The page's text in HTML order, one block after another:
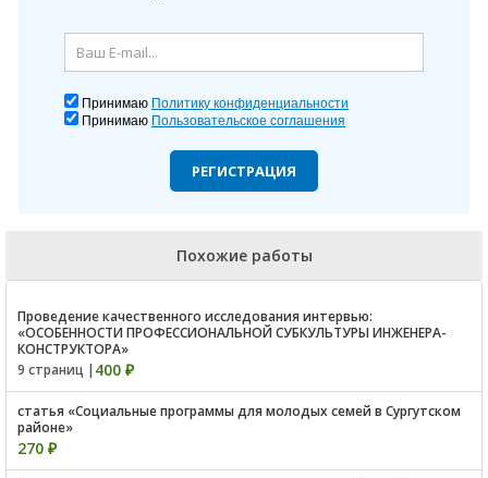
Принимаю Политику конфиденциальности
Принимаю Пользовательское соглашения
РЕГИСТРАЦИЯ
Похожие работы
Проведение качественного исследования интервью:
«ОСОБЕННОСТИ ПРОФЕССИОНАЛЬНОЙ СУБКУЛЬТУРЫ ИНЖЕНЕРА-
КОНСТРУКТОРА»
9 страниц | 400 ₽
статья «Социальные программы для молодых семей в Сургутском
районе»
270 ₽